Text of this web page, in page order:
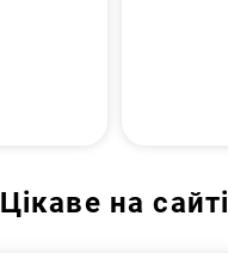
Цікаве на сайті